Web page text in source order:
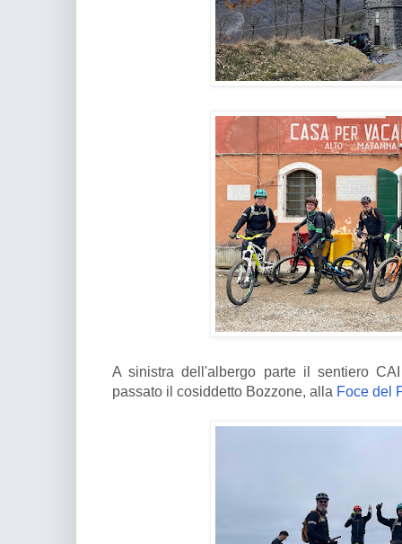
A sinistra dell'albergo parte il sentiero
passato il cosiddetto Bozzone, alla Foce del